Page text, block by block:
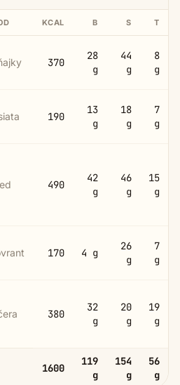
KCAL B S T
370
28
g
44
g
8
g
190
13
g
18
g
7
g
490
42
g
46
g
15
g
170 4 g
26
g
7
g
380
32
g
20
g
19
g
1600
119
g
154
g
56
g